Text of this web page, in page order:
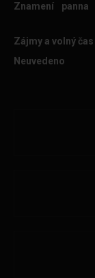
Znamení
panna
Zájmy a volný čas
Neuvedeno